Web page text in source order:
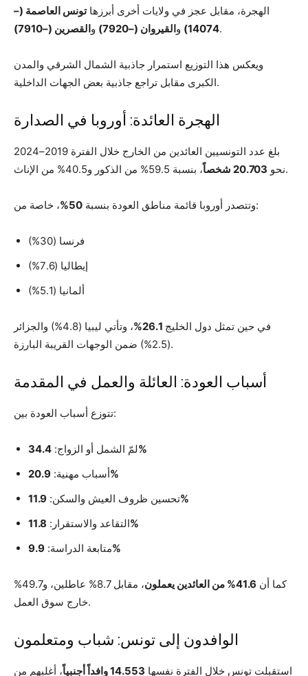
الهجرة، مقابل عجز في ولايات أخرى أبرزهاتونس العاصمة (–
14074) والقيروان (–7920) والقصرين (–7910) .
ويعكس هذا التوزيع استمرار جاذبية الشمال الشرقي والمدن
الكبرى مقابل تراجع جاذبية بعض الجهات الداخلية.
الهجرة العائدة: أوروبا في الصدارة
بلغ عدد التونسيين العائدين من الخارج خلال الفترة 2019–2024
نحو 20.703 شخصاً ، بنسبة 59.5% من الذكور و40.5% من الإناث.
وتتصدر أوروبا قائمة مناطق العودة بنسبة 50% ، خاصة من:
فرنسا (30%)
إيطاليا (7.6%)
ألمانيا (5.1%)
في حين تمثل دول الخليج 26.1%
، وتأتي ليبيا (4.8%) والجزائر
(2.5%) ضمن الوجهات القريبة البارزة.
أسباب العودة: العائلة والعمل في المقدمة
تتوزع أسباب العودة بين:
لمّ الشمل أو الزواج:34.4%
أسباب مهنية:20.9%
تحسين ظروف العيش والسكن:11.9%
التقاعد والاستقرار:11.8%
متابعة الدراسة:9.9%
كما أن 41.6% من العائدين يعملون
، مقابل 8.7% عاطلين، و49.7%
خارج سوق العمل.
الوافدون إلى تونس: شباب ومتعلمون
استقبلت تونس خلال الفترة نفسها 14.553 وافداً أجنبياً ، أغلبهم من